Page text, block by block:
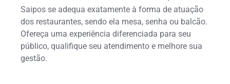
Saipos se adequa exatamente à forma de atuação
dos restaurantes, sendo ela mesa, senha ou balcão.
Ofereça uma experiência diferenciada para seu
público, qualifique seu atendimento e melhore sua
gestão.